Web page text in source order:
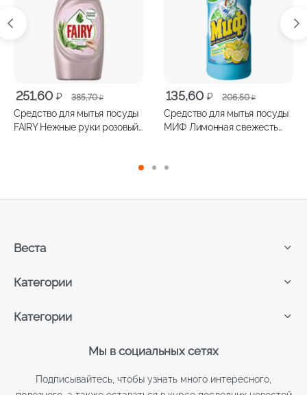
385,70₽
Первоначальная
цена
составляла
251,60 ₽
Текущая
цена:
251,60 ₽.
Средство для мытья посуды
FAIRY Нежные руки розовый
206,50₽
Первоначальная
цена
составляла
135,60 ₽
Текущая
цена:
135,60 ₽.
Средство для мытья посуды
МИФ Лимонная свежесть
Мы в социальных сетях
Подписывайтесь, чтобы узнать много интересного,
Категории
Категории
Веста